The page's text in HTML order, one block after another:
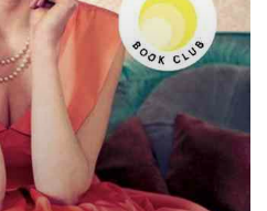
de la final